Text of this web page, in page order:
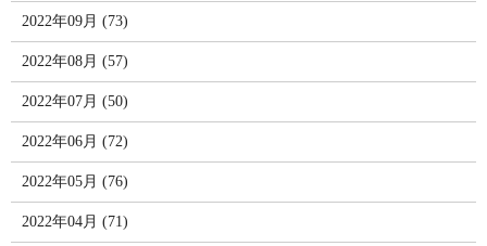
2022年09月 (73)
2022年08月 (57)
2022年07月 (50)
2022年06月 (72)
2022年05月 (76)
2022年04月 (71)